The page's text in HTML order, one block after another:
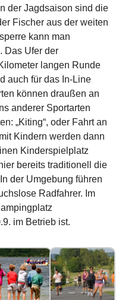
der Jagdsaison sind die
Fischer aus der weiten
kann man
Das Ufer der
langen Runde
auch für das In-Line
können draußen an
anderer Sportarten
„Kiting“, oder Fahrt an
Kindern werden dann
Kinderspielplatz
bereits traditionell die
der Umgebung führen
Radfahrer. Im
im Betrieb ist.